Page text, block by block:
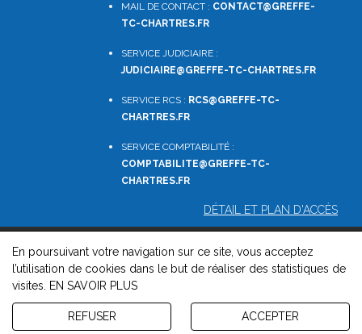
MAIL DE CONTACT : CONTACT@GREFFE-
TC-CHARTRES.FR
SERVICE JUDICIAIRE :
JUDICIAIRE@GREFFE-TC-CHARTRES.FR
SERVICE RCS : RCS@GREFFE-TC-
CHARTRES.FR
SERVICE COMPTABILITÉ :
COMPTABILITE@GREFFE-TC-
CHARTRES.FR
DÉTAIL ET PLAN D'ACCÈS
© 2026, Greffe du Tribunal de Commerce de Chartres -
Mentions légales-Contact -Gestion des cookies-Politique de
confidentialité et de cookies
Version : 1.8.1
En poursuivant votre navigation sur ce site, vous acceptez
l’utilisation de cookies dans le but de réaliser des statistiques de
visites.
EN SAVOIR PLUS
REFUSER ACCEPTER